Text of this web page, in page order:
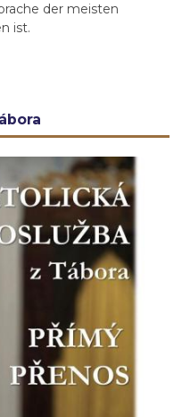
der meisten
ist.